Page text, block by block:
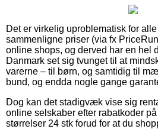
Det er virkelig uproblematisk for
sammenligne priser (via fx
online shops, og derved har en hel
Danmark set sig tvunget til at
varerne – til børn, og samtidig til
bund, og endda nogle gange
Dog kan det stadigvæk vise sig
online selskaber efter rabatkoder
størrelser 24 stk forud for at du